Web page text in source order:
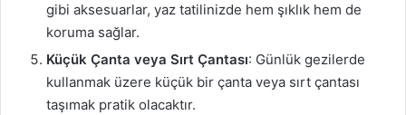
gibi aksesuarlar, yaz tatilinizde hem şıklık hem de
koruma sağlar.
Küçük Çanta veya Sırt Çantası: Günlük gezilerde
kullanmak üzere küçük bir çanta veya sırt çantası
taşımak pratik olacaktır.